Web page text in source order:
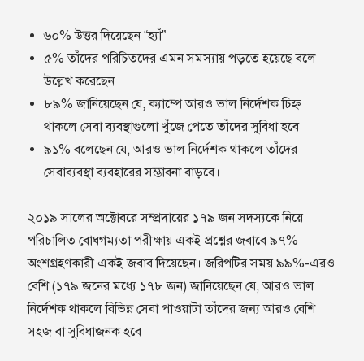
৬০% উত্তর দিয়েছেন “হ্যাঁ”
৫% তাঁদের পরিচিতদের এমন সমস্যায় পড়তে হয়েছে বলে
উল্লেখ করেছেন
৮৯% জানিয়েছেন যে, ক্যাম্পে আরও ভাল নির্দেশক চিহ্ন
থাকলে সেবা ব্যবস্থাগুলো খুঁজে পেতে তাঁদের সুবিধা হবে
৯১% বলেছেন যে, আরও ভাল নির্দেশক থাকলে তাঁদের
সেবাব্যবস্থা ব্যবহারের সম্ভাবনা বাড়বে।
২০১৯ সালের অক্টোবরে সম্প্রদায়ের ১৭৯ জন সদস্যকে নিয়ে
পরিচালিত বোধগম্যতা পরীক্ষায় একই প্রশ্নের জবাবে ৯৭%
অংশগ্রহণকারী একই জবাব দিয়েছেন। জরিপটির সময় ৯৯%-এরও
বেশি (১৭৯ জনের মধ্যে ১৭৮ জন) জানিয়েছেন যে, আরও ভাল
নির্দেশক থাকলে বিভিন্ন সেবা পাওয়াটা তাঁদের জন্য আরও বেশি
সহজ বা সুবিধাজনক হবে।